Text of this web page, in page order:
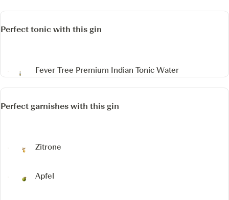
Perfect tonic with this gin
Fever Tree Premium Indian Tonic Water
Perfect garnishes with this gin
Zitrone
Apfel